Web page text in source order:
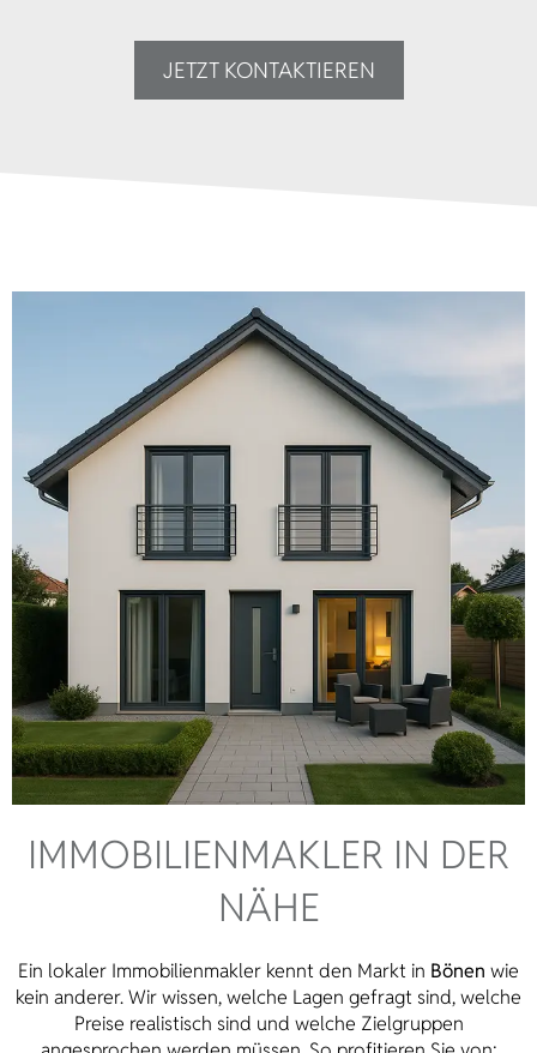
JETZT KONTAKTIEREN
IMMOBILIEN­MAKLER IN DER
NÄHE
Ein lokaler Immobilienmakler kennt den Markt in Bönen wie
kein anderer. Wir wissen, welche Lagen gefragt sind, welche
Preise realistisch sind und welche Zielgruppen